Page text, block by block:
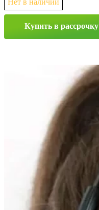
Нет в наличии
Купить в рассрочку